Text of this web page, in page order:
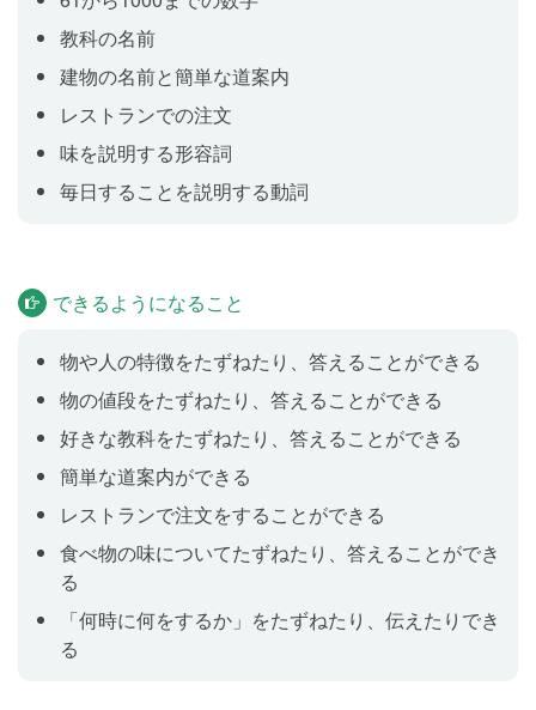
人のとくちょうを表す言葉を英語で言ってみましょ
Lesson 8 好きな教科について話してみよう
"Which subject do you like?"を使って、好きな教科につ
いて話してみましょう。
Lesson 9 人のとくちょうについて話してみよう
う。
Lesson 10 テスト
これまでのレッスンの内容をおさらいします。
Lesson 11 道案内をしてみよう(1)
しましょう。
教科の名前
建物の名前と簡単な道案内
レストランでの注文
味を説明する形容詞
毎日することを説明する動詞
できるようになること
物や人の特徴をたずねたり、答えることができる
物の値段をたずねたり、答えることができる
好きな教科をたずねたり、答えることができる
簡単な道案内ができる
レストランで注文をすることができる
食べ物の味についてたずねたり、答えることができ
る
「何時に何をするか」をたずねたり、伝えたりでき
る